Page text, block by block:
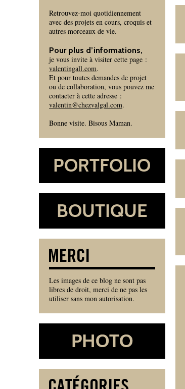
Retrouvez-moi quotidiennement
avec des projets en cours, croquis et
autres morceaux de vie.
Pour plus d’informations,
je vous invite à visiter cette page :
valentingall.com.
Et pour toutes demandes de projet
ou de collaboration, vous pouvez me
contacter à cette adresse :
valentin@chezvalgal.com.
Bonne visite. Bisous Maman.
Les images de ce blog ne sont pas
libres de droit, merci de ne pas les
utiliser sans mon autorisation.